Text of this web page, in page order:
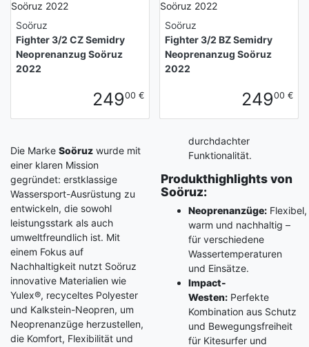
Soöruz
Fighter 3/2 CZ Semidry
Neoprenanzug Soöruz
2022
24900 €
Soöruz
Fighter 3/2 BZ Semidry
Neoprenanzug Soöruz
2022
24900 €
Die Marke Soöruz wurde mit
einer klaren Mission
gegründet: erstklassige
Wassersport-Ausrüstung zu
entwickeln, die sowohl
leistungsstark als auch
umweltfreundlich ist. Mit
einem Fokus auf
Nachhaltigkeit nutzt Soöruz
innovative Materialien wie
Yulex®, recyceltes Polyester
und Kalkstein-Neopren, um
Neoprenanzüge herzustellen,
die Komfort, Flexibilität und
durchdachter
Funktionalität.
Produkthighlights von
Soöruz:
Neoprenanzüge:Flexibel,
warm und nachhaltig –
für verschiedene
Wassertemperaturen
und Einsätze.
Impact-
Westen:Perfekte
Kombination aus Schutz
und Bewegungsfreiheit
für Kitesurfer und